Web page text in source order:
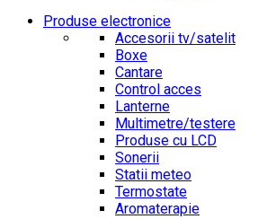
Produse electronice
Accesorii tv/satelit
Boxe
Cantare
Control acces
Lanterne
Multimetre/testere
Produse cu LCD
Sonerii
Statii meteo
Termostate
Aromaterapie